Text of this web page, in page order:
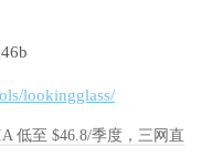
lookingglass/
低至 $46.8/季度，三网直